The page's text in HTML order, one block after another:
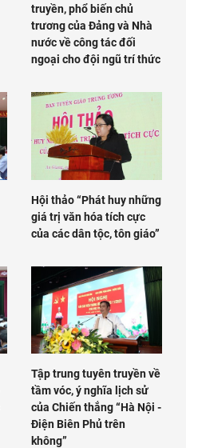
truyền, phổ biến chủ
trương của Đảng và Nhà
nước về công tác đối
ngoại cho đội ngũ trí thức
Hội thảo “Phát huy những
giá trị văn hóa tích cực
của các dân tộc, tôn giáo”
Tập trung tuyên truyền về
tầm vóc, ý nghĩa lịch sử
của Chiến thắng “Hà Nội -
Điện Biên Phủ trên
không”